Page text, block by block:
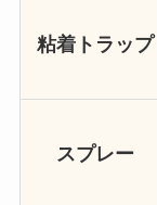
粘着トラップ
スプレー